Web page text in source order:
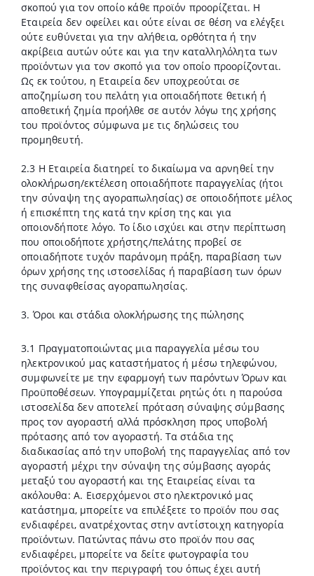
σκοπού για τον οποίο κάθε προϊόν προορίζεται. Η
Εταιρεία δεν οφείλει και ούτε είναι σε θέση να ελέγξει
ούτε ευθύνεται για την αλήθεια, ορθότητα ή την
ακρίβεια αυτών ούτε και για την καταλληλόλητα των
προϊόντων για τον σκοπό για τον οποίο προορίζονται.
Ως εκ τούτου, η Εταιρεία δεν υποχρεούται σε
αποζημίωση του πελάτη για οποιαδήποτε θετική ή
αποθετική ζημία προήλθε σε αυτόν λόγω της χρήσης
του προϊόντος σύμφωνα με τις δηλώσεις του
προμηθευτή.
2.3 Η Εταιρεία διατηρεί το δικαίωμα να αρνηθεί την
ολοκλήρωση/εκτέλεση οποιαδήποτε παραγγελίας (ήτοι
την σύναψη της αγοραπωλησίας) σε οποιοδήποτε μέλος
ή επισκέπτη της κατά την κρίση της και για
οποιονδήποτε λόγο. Το ίδιο ισχύει και στην περίπτωση
που οποιοδήποτε χρήστης/πελάτης προβεί σε
οποιαδήποτε τυχόν παράνομη πράξη, παραβίαση των
όρων χρήσης της ιστοσελίδας ή παραβίαση των όρων
της συναφθείσας αγοραπωλησίας.
3. Όροι και στάδια ολοκλήρωσης της πώλησης
3.1 Πραγματοποιώντας μια παραγγελία μέσω του
ηλεκτρονικού μας καταστήματος ή μέσω τηλεφώνου,
συμφωνείτε με την εφαρμογή των παρόντων Όρων και
Προϋποθέσεων. Υπογραμμίζεται ρητώς ότι η παρούσα
ιστοσελίδα δεν αποτελεί πρόταση σύναψης σύμβασης
προς τον αγοραστή αλλά πρόσκληση προς υποβολή
πρότασης από τον αγοραστή. Τα στάδια της
διαδικασίας από την υποβολή της παραγγελίας από τον
αγοραστή μέχρι την σύναψη της σύμβασης αγοράς
μεταξύ του αγοραστή και της Εταιρείας είναι τα
ακόλουθα: Α. Εισερχόμενοι στο ηλεκτρονικό μας
κατάστημα, μπορείτε να επιλέξετε το προϊόν που σας
ενδιαφέρει, ανατρέχοντας στην αντίστοιχη κατηγορία
προϊόντων. Πατώντας πάνω στο προϊόν που σας
ενδιαφέρει, μπορείτε να δείτε φωτογραφία του
προϊόντος και την περιγραφή του όπως έχει αυτή